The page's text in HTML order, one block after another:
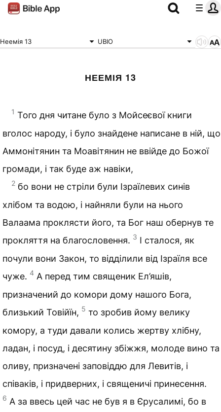
Неемія 13 UBIO
НЕЕМІЯ 13
1 Того дня читане було з Мойсеєвої книги
вголос народу, і було знайдене написане в ній, що
Аммонітянин та Моавітянин не ввійде до Божої
громади, і так буде аж навіки,
2 бо вони не стріли були Ізраїлевих синів
хлібом та водою, і найняли були на нього
Валаама проклясти його, та Бог наш обернув те
прокляття на благословення. 3 І сталося, як
почули вони Закон, то відділили від Ізраїля все
чуже. 4 А перед тим священик Ел’яшів,
призначений до комори дому нашого Бога,
близький Товійїн, 5 то зробив йому велику
комору, а туди давали колись жертву хлібну,
ладан, і посуд, і десятину збіжжя, молоде вино та
оливу, призначені заповіддю для Левитів, і
співаків, і придверних, і священичі принесення.
6 А за ввесь цей час не був я в Єрусалимі, бо в